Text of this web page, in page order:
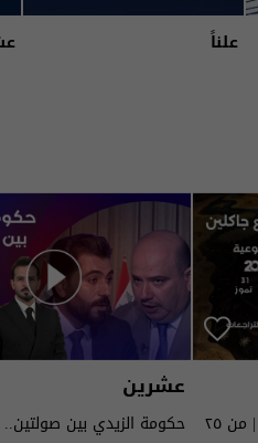
علناً
اسرار الفلك مع جاكلين عقيقي | من ٢٥
عشرين
حكومة الزيدي بين